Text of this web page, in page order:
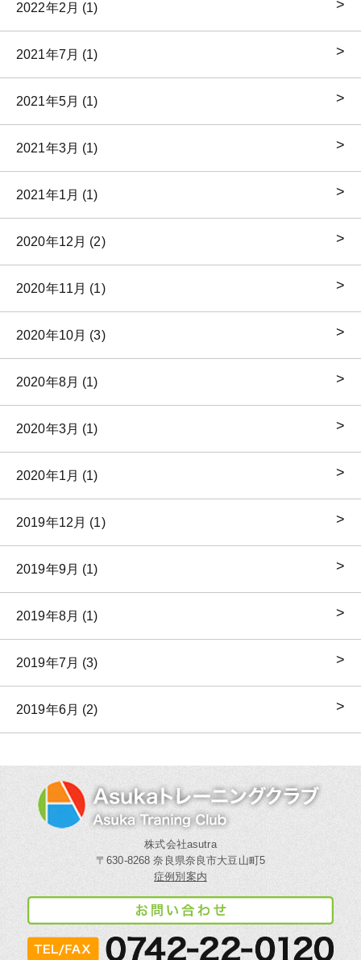
2022年2月 (1)
2021年7月 (1)
2021年5月 (1)
2021年3月 (1)
2021年1月 (1)
2020年12月 (2)
2020年11月 (1)
2020年10月 (3)
2020年8月 (1)
2020年3月 (1)
2020年1月 (1)
2019年12月 (1)
2019年9月 (1)
2019年8月 (1)
2019年7月 (3)
2019年6月 (2)
株式会社asutra
〒630-8268 奈良県奈良市大豆山町5
症例別案内